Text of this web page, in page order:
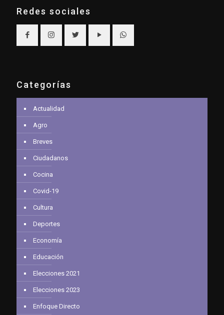
Redes sociales
Categorías
Actualidad
Agro
Breves
Ciudadanos
Cocina
Covid-19
Cultura
Deportes
Economía
Educación
Elecciones 2021
Elecciones 2023
Enfoque Directo